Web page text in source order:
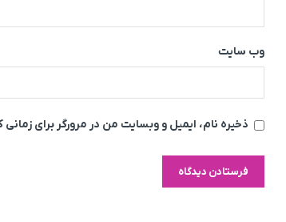
وب‌ سایت
ذخیره نام، ایمیل و وبسایت من در مرورگر برای